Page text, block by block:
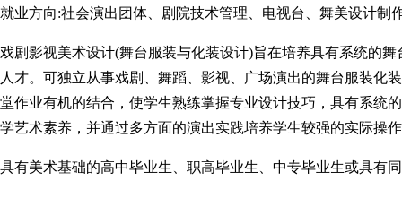
就业方向:社会演出团体、剧院技术管理、电视台、舞美设计制
戏剧影视美术设计(舞台服装与化装设计)旨在培养具有系统的
人才。可独立从事戏剧、舞蹈、影视、广场演出的舞台服装化
堂作业有机的结合，使学生熟练掌握专业设计技巧，具有系统
学艺术素养，并通过多方面的演出实践培养学生较强的实际操
具有美术基础的高中毕业生、职高毕业生、中专毕业生或具有